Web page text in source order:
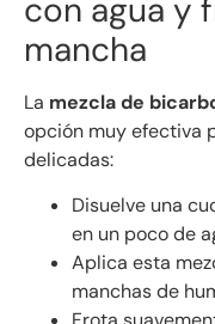
con agua y
mancha
La mezcla de
opción muy efectiva
delicadas:
Disuelve una
en un poco de
Aplica esta
manchas de